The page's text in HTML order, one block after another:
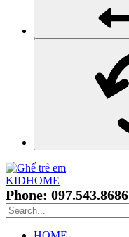
Phone: 097.543.8686